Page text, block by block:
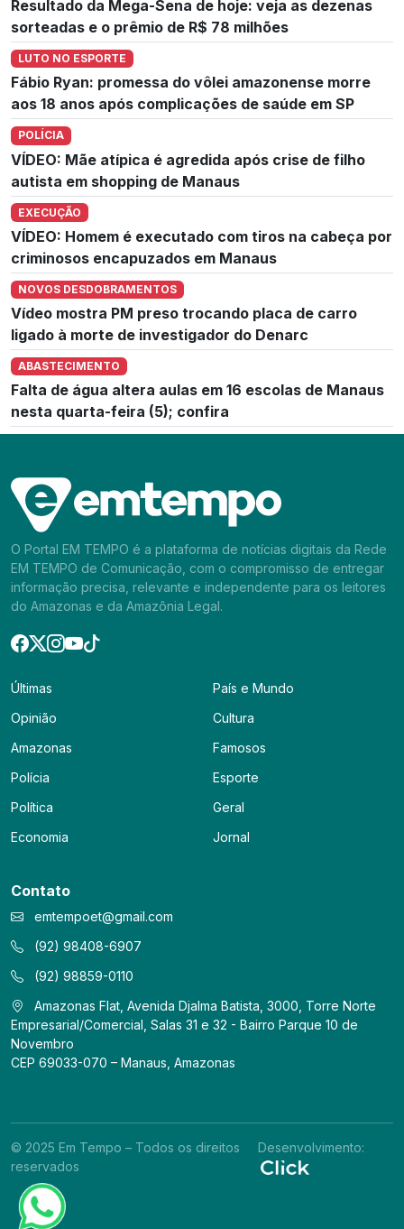
Resultado da Mega-Sena de hoje: veja as dezenas
sorteadas e o prêmio de R$ 78 milhões
LUTO NO ESPORTE
Fábio Ryan: promessa do vôlei amazonense morre
aos 18 anos após complicações de saúde em SP
POLÍCIA
VÍDEO: Mãe atípica é agredida após crise de filho
autista em shopping de Manaus
EXECUÇÃO
VÍDEO: Homem é executado com tiros na cabeça por
criminosos encapuzados em Manaus
NOVOS DESDOBRAMENTOS
Vídeo mostra PM preso trocando placa de carro
ligado à morte de investigador do Denarc
ABASTECIMENTO
Falta de água altera aulas em 16 escolas de Manaus
nesta quarta-feira (5); confira
O Portal EM TEMPO é a plataforma de notícias digitais da Rede
EM TEMPO de Comunicação, com o compromisso de entregar
informação precisa, relevante e independente para os leitores
do Amazonas e da Amazônia Legal.
Últimas
Opinião
Amazonas
Polícia
Política
Economia
País e Mundo
Cultura
Famosos
Esporte
Geral
Jornal
Contato
emtempoet@gmail.com
(92) 98408-6907
(92) 98859-0110
Amazonas Flat, Avenida Djalma Batista, 3000, Torre Norte
Empresarial/Comercial, Salas 31 e 32 - Bairro Parque 10 de
Novembro
CEP 69033-070 – Manaus, Amazonas
© 2025 Em Tempo – Todos os direitos
reservados
Desenvolvimento: